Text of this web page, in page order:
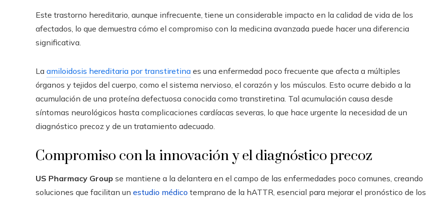
Este trastorno hereditario, aunque infrecuente, tiene un considerable impacto en la calidad de vida de los
afectados, lo que demuestra cómo el compromiso con la medicina avanzada puede hacer una diferencia
significativa.
La amiloidosis hereditaria por transtiretina es una enfermedad poco frecuente que afecta a múltiples
órganos y tejidos del cuerpo, como el sistema nervioso, el corazón y los músculos. Esto ocurre debido a la
acumulación de una proteína defectuosa conocida como transtiretina. Tal acumulación causa desde
síntomas neurológicos hasta complicaciones cardíacas severas, lo que hace urgente la necesidad de un
diagnóstico precoz y de un tratamiento adecuado.
Compromiso con la innovación y el diagnóstico precoz
US Pharmacy Group se mantiene a la delantera en el campo de las enfermedades poco comunes, creando
soluciones que facilitan un estudio médico temprano de la hATTR, esencial para mejorar el pronóstico de los